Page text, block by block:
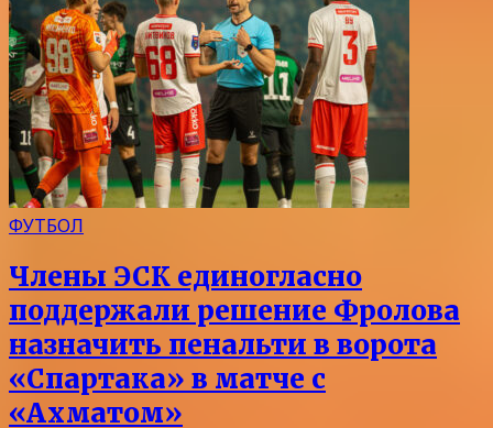
ФУТБОЛ
Члены ЭСК единогласно
поддержали решение Фролова
назначить пенальти в ворота
«Спартака» в матче с
«Ахматом»